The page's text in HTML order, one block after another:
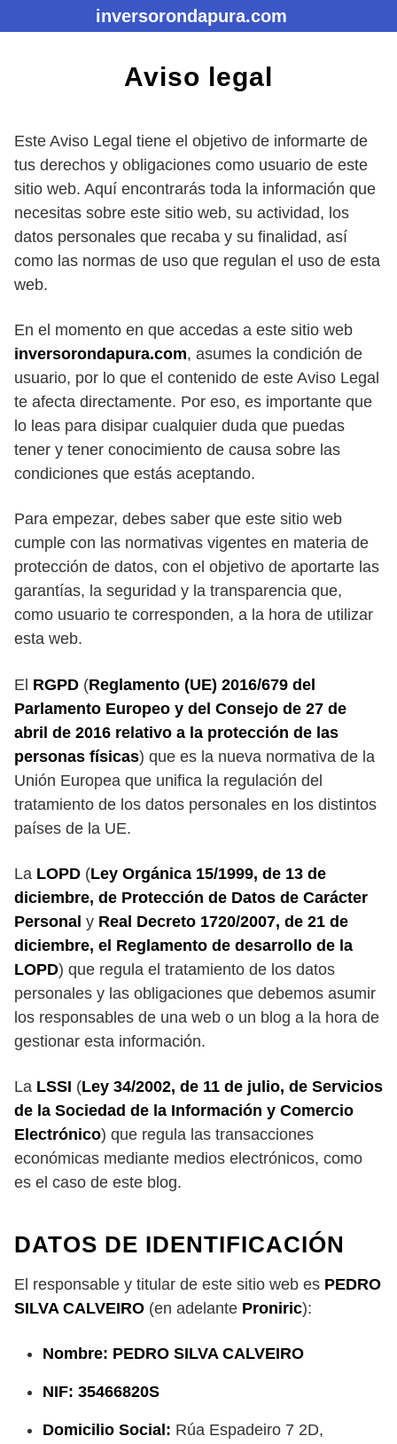
al
inversorondapura.com
Aviso legal
Este Aviso Legal tiene el objetivo de informarte de
tus derechos y obligaciones como usuario de este
sitio web. Aquí encontrarás toda la información que
necesitas sobre este sitio web, su actividad, los
datos personales que recaba y su finalidad, así
como las normas de uso que regulan el uso de esta
web.
En el momento en que accedas a este sitio web
inversorondapura.com, asumes la condición de
usuario, por lo que el contenido de este Aviso Legal
te afecta directamente. Por eso, es importante que
lo leas para disipar cualquier duda que puedas
tener y tener conocimiento de causa sobre las
condiciones que estás aceptando.
Para empezar, debes saber que este sitio web
cumple con las normativas vigentes en materia de
protección de datos, con el objetivo de aportarte las
garantías, la seguridad y la transparencia que,
como usuario te corresponden, a la hora de utilizar
esta web.
El RGPD (Reglamento (UE) 2016/679 del
Parlamento Europeo y del Consejo de 27 de
abril de 2016 relativo a la protección de las
personas físicas) que es la nueva normativa de la
Unión Europea que unifica la regulación del
tratamiento de los datos personales en los distintos
países de la UE.
La LOPD (Ley Orgánica 15/1999, de 13 de
diciembre, de Protección de Datos de Carácter
Personal y Real Decreto 1720/2007, de 21 de
diciembre, el Reglamento de desarrollo de la
LOPD) que regula el tratamiento de los datos
personales y las obligaciones que debemos asumir
los responsables de una web o un blog a la hora de
gestionar esta información.
La LSSI (Ley 34/2002, de 11 de julio, de Servicios
de la Sociedad de la Información y Comercio
Electrónico) que regula las transacciones
económicas mediante medios electrónicos, como
es el caso de este blog.
DATOS DE IDENTIFICACIÓN
El responsable y titular de este sitio web es PEDRO
SILVA CALVEIRO (en adelante Proniric):
Nombre: PEDRO SILVA CALVEIRO
NIF: 35466820S
Domicilio Social: Rúa Espadeiro 7 2D,